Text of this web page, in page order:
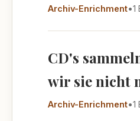
Archiv-Enrichment•1
CD's
wir sie nicht
Archiv-Enrichment•1